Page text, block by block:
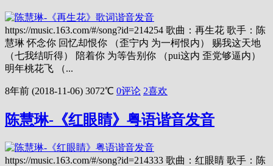
https://music.163.com/#/song?id=214254 歌曲：再生花 歌手：陈
慧琳 怀念你 回忆却恨你 （歪宁内 为一柯恨内） 赐我这天地
（七我结听得） 陪着你 为等告别你 （pui这内 歪党够逼内）
明年桃花飞 （...
8年前 (2018-11-06) 3072℃ 0评论 2喜欢
陈慧琳-《红眼睛》粤语谐音发音
https://music.163.com/#/song?id=214333 歌曲：红眼睛 歌手：陈